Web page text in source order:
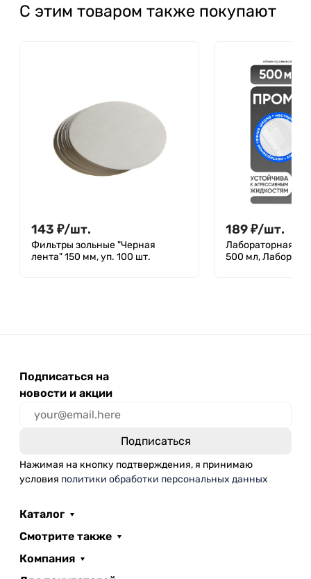
С этим товаром также покупают
143 ₽/шт.
Фильтры зольные "Черная
лента" 150 мм, уп. 100 шт.
189₽/шт.
Лабораторная
500 мл, Лаборио
Подписаться на
новости и акции
Нажимая на кнопку подтверждения, я принимаю
условия политики обработки персональных данных
Каталог
Смотрите также
Компания